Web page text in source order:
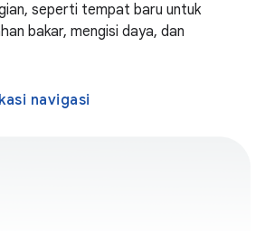
seperti tempat baru untuk
bakar, mengisi daya, dan
navigasi